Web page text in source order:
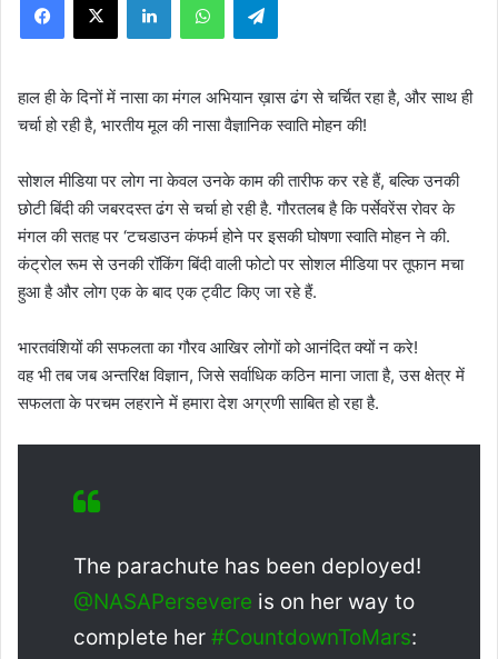
हाल ही के दिनों में नासा का मंगल अभियान ख़ास ढंग से चर्चित रहा है, और साथ ही
चर्चा हो रही है, भारतीय मूल की नासा वैज्ञानिक स्वाति मोहन की!
सोशल मीडिया पर लोग ना केवल उनके काम की तारीफ कर रहे हैं, बल्कि उनकी
छोटी बिंदी की जबरदस्त ढंग से चर्चा हो रही है. गौरतलब है कि पर्सेवरेंस रोवर के
मंगल की सतह पर ‘टचडाउन कंफर्म होने पर इसकी घोषणा स्वाति मोहन ने की.
कंट्रोल रूम से उनकी रॉकिंग बिंदी वाली फोटो पर सोशल मीडिया पर तूफान मचा
हुआ है और लोग एक के बाद एक ट्वीट किए जा रहे हैं.
भारतवंशियों की सफलता का गौरव आखिर लोगों को आनंदित क्यों न करे!
वह भी तब जब अन्तरिक्ष विज्ञान, जिसे सर्वाधिक कठिन माना जाता है, उस क्षेत्र में
सफलता के परचम लहराने में हमारा देश अग्रणी साबित हो रहा है.
The parachute has been deployed!
@NASAPersevere is on her way to
complete her #CountdownToMars: